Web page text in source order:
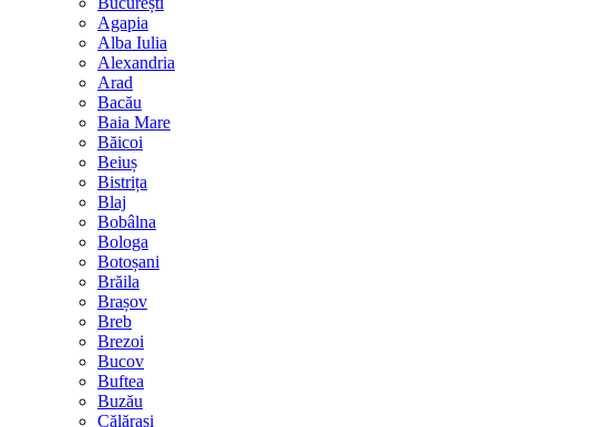
Agapia
Alba Iulia
Alexandria
Arad
Bacău
Baia Mare
Băicoi
Beiuș
Bistrița
Blaj
Bobâlna
Bologa
Botoșani
Brăila
Brașov
Breb
Brezoi
Bucov
Buftea
Buzău
Călărași